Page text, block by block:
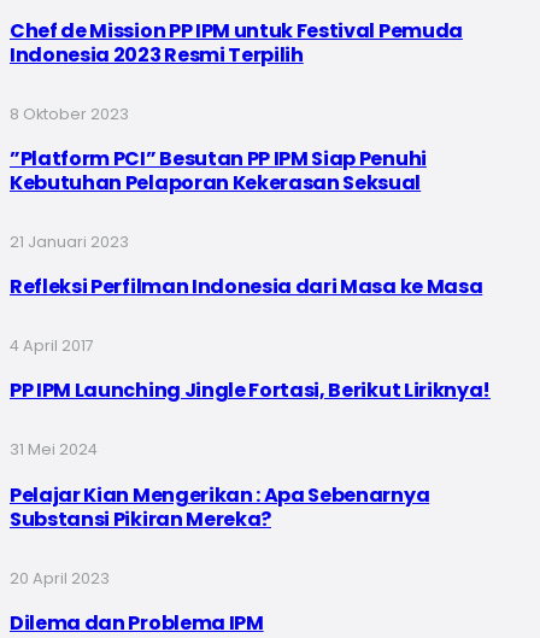
Chef de Mission PP IPM untuk Festival Pemuda
Indonesia 2023 Resmi Terpilih
8 Oktober 2023
”Platform PCI” Besutan PP IPM Siap Penuhi
Kebutuhan Pelaporan Kekerasan Seksual
21 Januari 2023
Refleksi Perfilman Indonesia dari Masa ke Masa
4 April 2017
PP IPM Launching Jingle Fortasi, Berikut Liriknya!
31 Mei 2024
Pelajar Kian Mengerikan : Apa Sebenarnya
Substansi Pikiran Mereka?
20 April 2023
Dilema dan Problema IPM